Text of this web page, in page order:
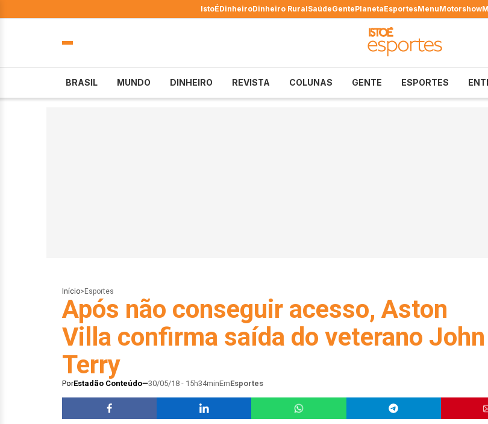
IstoÉDinheiroDinheiro RuralSaúdeGentePlanetaEsportesMenuMotorshow
BRASIL MUNDO DINHEIRO REVISTA COLUNAS GENTE ESPORTES
Início> Esportes
Após não conseguir acesso, Aston
Villa confirma saída do veterano John
Terry
PorEstadão Conteúdo 30/05/18 - 15h34minEmEsportes